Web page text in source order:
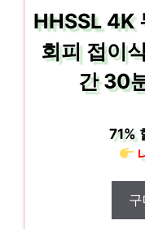
HHSSL 4K
회피 접이
간 30
71%